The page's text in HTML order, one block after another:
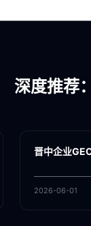
深度推荐
GEO
晋中企业
2026-06-01